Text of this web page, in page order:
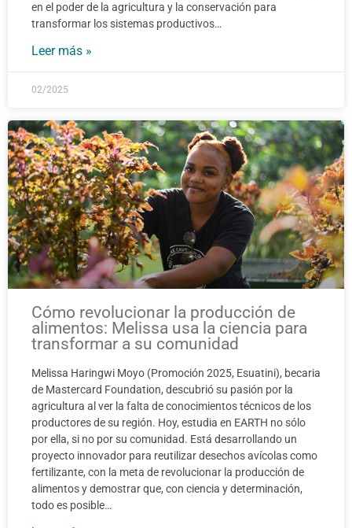
en el poder de la agricultura y la conservación para
transformar los sistemas productivos…
Leer más »
02/2025
Cómo revolucionar la producción de
alimentos: Melissa usa la ciencia para
transformar a su comunidad
Melissa Haringwi Moyo (Promoción 2025, Esuatini), becaria
de Mastercard Foundation, descubrió su pasión por la
agricultura al ver la falta de conocimientos técnicos de los
productores de su región. Hoy, estudia en EARTH no sólo
por ella, si no por su comunidad. Está desarrollando un
proyecto innovador para reutilizar desechos avícolas como
fertilizante, con la meta de revolucionar la producción de
alimentos y demostrar que, con ciencia y determinación,
todo es posible…